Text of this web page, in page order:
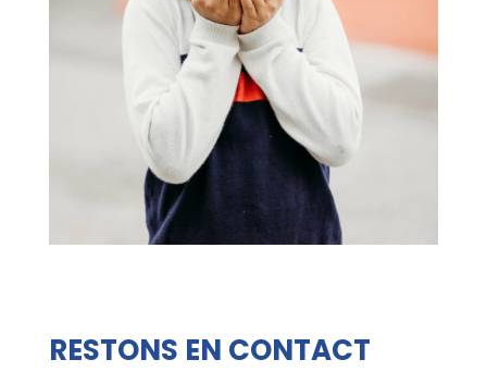
RESTONS EN CONTACT